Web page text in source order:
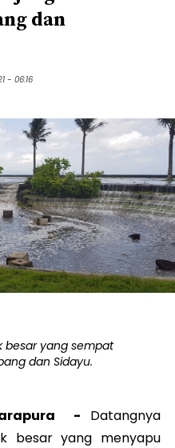
dan
- 06:16
besar yang sempat
dan Sidayu.
- Datangnya
besar yang menyapu